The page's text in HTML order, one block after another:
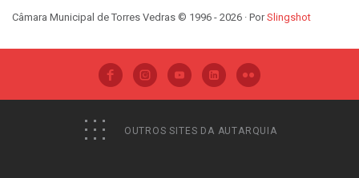
Câmara Municipal de Torres Vedras © 1996 - 2026 · PorSlingshot
OUTROS SITES DA AUTARQUIA